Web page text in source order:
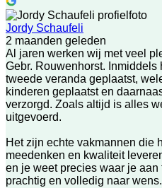
Jordy Schaufeli
2 maanden geleden
Al jaren werken wij met veel
Gebr. Rouwenhorst.
tweede veranda geplaatst,
kinderen geplaatst en
verzorgd. Zoals altijd is alles
uitgevoerd.
Het zijn echte vakmannen die
meedenken en kwaliteit
en je weet precies waar je
prachtig en volledig naar wens.